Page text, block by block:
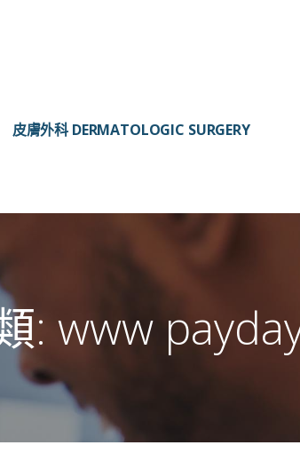
皮膚外科 DERMATOLOGIC SURGERY
: www